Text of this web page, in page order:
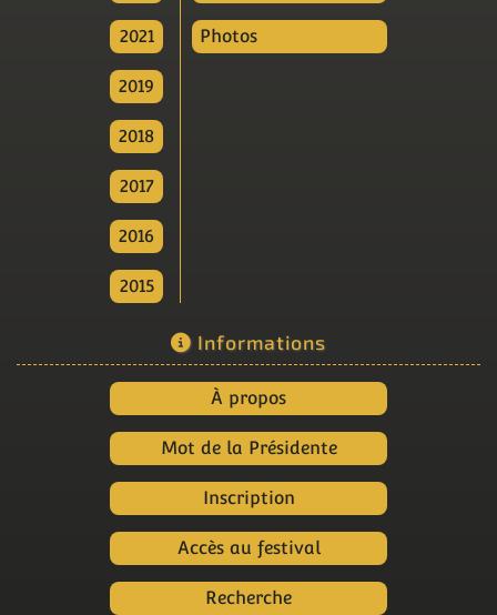
2021
2019
2018
2017
2016
2015
Photos
Informations
À propos
Mot de la Présidente
Inscription
Accès au festival
Recherche